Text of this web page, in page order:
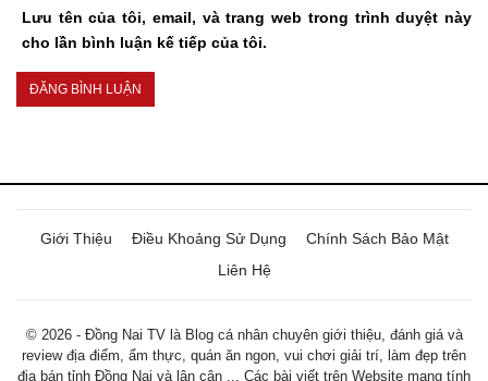
Lưu tên của tôi, email, và trang web trong trình duyệt này
cho lần bình luận kế tiếp của tôi.
Giới Thiệu Điều Khoảng Sử Dụng
Chính Sách Bảo Mật
Liên Hệ
© 2026 - Đồng Nai TV là Blog cá nhân chuyên giới thiệu, đánh giá và
review địa điểm, ẩm thực, quán ăn ngon, vui chơi giải trí, làm đẹp trên
địa bán tỉnh Đồng Nai và lân cận ... Các bài viết trên Website mang tính